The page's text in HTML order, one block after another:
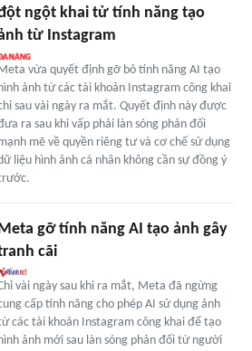
ngột khai tử tính năng tạo
từ Instagram
vừa quyết định gỡ bỏ tính năng AI tạo
hình ảnh từ các tài khoản Instagram công khai
sau vài ngày ra mắt. Quyết định này được
ra sau khi vấp phải làn sóng phản đối
mẽ về quyền riêng tư và cơ chế sử dụng
liệu hình ảnh cá nhân không cần sự đồng ý
Meta gỡ tính năng AI tạo ảnh gây
cãi
vài ngày sau khi ra mắt, Meta đã ngừng
cấp tính năng cho phép AI sử dụng ảnh
các tài khoản Instagram công khai để tạo
hình ảnh mới sau làn sóng phản đối từ người